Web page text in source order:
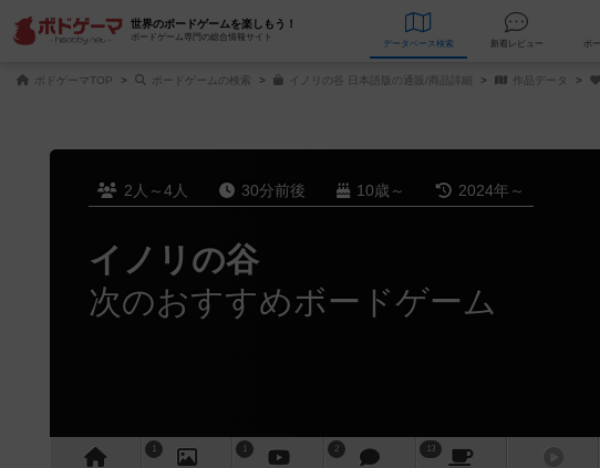
世界のボードゲームを楽しもう！
ボードゲーム専門の総合情報サイト
データベース 検索 新着レビュー
ボドゲーマTOP ボードゲームの検索 イノリの谷 日本語版の通販/商品詳細 作品データ
2人～4人 30分前後 10歳～ 2024年～
イノリの谷
次のおすすめボードゲーム
1 1 2 13